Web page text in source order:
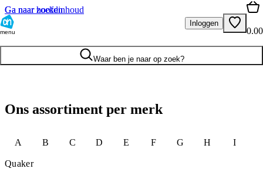
Ga naar hoofdinhoud
Ga naar zoeken
menu
Inloggen
0.00
Waar ben je naar op zoek?
Ons assortiment per merk
A B C D E F G H I
Quaker